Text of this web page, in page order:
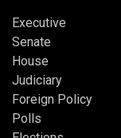
Executive
Senate
House
Judiciary
Foreign Policy
Polls